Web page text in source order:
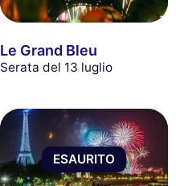
Le Grand Bleu
Serata del 13 luglio
ESAURITO